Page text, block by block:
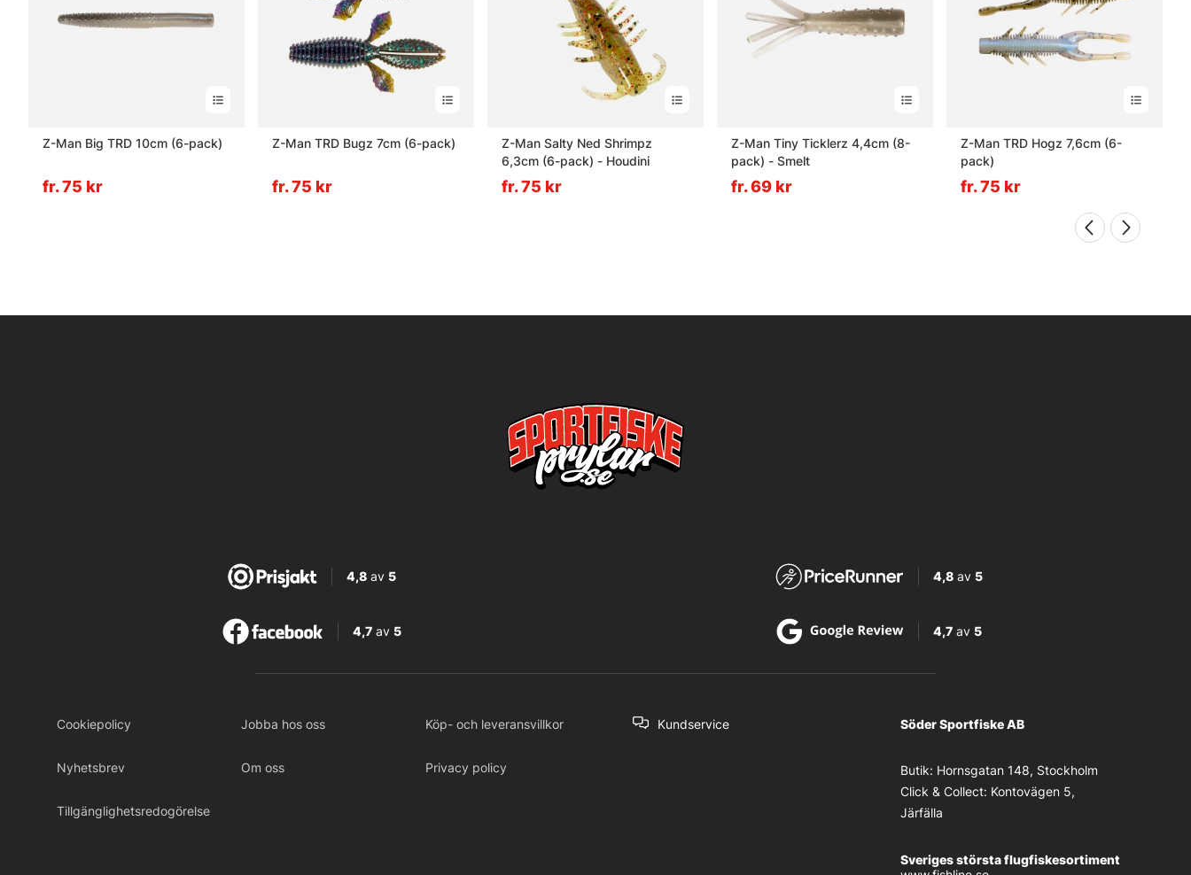
Z-Man Big TRD 10cm (6-pack)
fr. 75 kr
Z-Man TRD Bugz 7cm (6-pack)
fr. 75 kr
Z-Man Salty Ned Shrimpz
6,3cm (6-pack) - Houdini
fr. 75 kr
Z-Man Tiny Ticklerz 4,4cm (8-
pack) - Smelt
fr. 69 kr
Z-Man TRD Hogz 7,6cm (6-
pack)
fr. 75 kr
4,8 av5 4,8av 5
4,7av 5 4,7av 5
Cookiepolicy Jobba hos oss Köp- och leveransvillkor
Nyhetsbrev Om oss Privacy policy
Tillgänglighetsredogörelse
Kundservice Söder Sportfiske AB
Butik: Hornsgatan 148, Stockholm
Click & Collect: Kontovägen 5,
Järfälla
Sveriges största flugfiskesortiment